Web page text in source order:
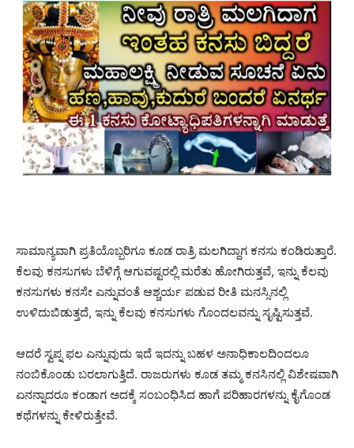
ಸಾಮಾನ್ಯವಾಗಿ ಪ್ರತಿಯೊಬ್ಬರಿಗೂ ಕೂಡ ರಾತ್ರಿ ಮಲಗಿದ್ದಾಗ ಕನಸು ಕಂಡಿರುತ್ತಾರೆ.
ಕೆಲವು ಕನಸುಗಳು ಬೆಳಿಗ್ಗೆ ಆಗುವಷ್ಟರಲ್ಲಿ ಮರೆತು ಹೋಗಿರುತ್ತವೆ, ಇನ್ನು ಕೆಲವು
ಕನಸುಗಳು ಕನಸೇ ಎನ್ನುವಂತೆ ಆಶ್ಚರ್ಯ ಪಡುವ ರೀತಿ ಮನಸ್ಸಿನಲ್ಲಿ
ಉಳಿದುಬಿಡುತ್ತದೆ, ಇನ್ನು ಕೆಲವು ಕನಸುಗಳು ಗೊಂದಲವನ್ನು ಸೃಷ್ಟಿಸುತ್ತವೆ.
ಆದರೆ ಸ್ವಪ್ನ ಫಲ ಎನ್ನುವುದು ಇದೆ ಇದನ್ನು ಬಹಳ ಅನಾಧಿಕಾಲದಿಂದಲೂ
ನಂಬಿಕೊಂಡು ಬರಲಾಗುತ್ತಿದೆ. ರಾಜರುಗಳು ಕೂಡ ತಮ್ಮ ಕನಸಿನಲ್ಲಿ ವಿಶೇಷವಾಗಿ
ಏನನ್ನಾದರೂ ಕಂಡಾಗ ಅದಕ್ಕೆ ಸಂಬಂಧಿಸಿದ ಹಾಗೆ ಪರಿಹಾರಗಳನ್ನು ಕೈಗೊಂಡ
ಕಥೆಗಳನ್ನು ಕೇಳಿರುತ್ತೇವೆ.